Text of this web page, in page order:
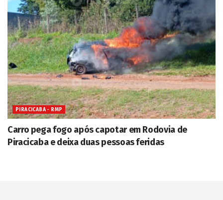
PIRACICABA - RMP
Carro pega fogo após capotar em Rodovia de
Piracicaba e deixa duas pessoas feridas